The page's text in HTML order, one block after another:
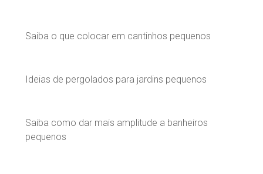
Saiba o que colocar em cantinhos pequenos
Ideias de pergolados para jardins pequenos
Saiba como dar mais amplitude a banheiros
pequenos